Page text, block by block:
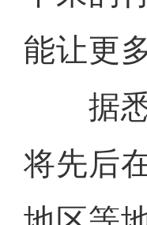
能让更
据悉
将先后